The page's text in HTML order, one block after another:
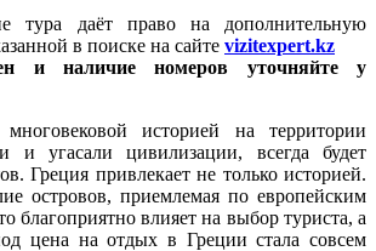
тура даёт право на дополнительную
в поиске на сайте vizitexpert.kz
и наличие номеров уточняйте у
историей на территории
и угасали цивилизации, всегда будет
Греция привлекает не только историей.
островов, приемлемая по европейским
благоприятно влияет на выбор туриста, а
цена на отдых в Греции стала совсем